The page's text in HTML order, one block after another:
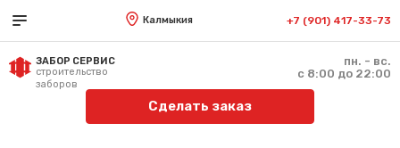
Калмыкия +7 (901) 417-33-73
ЗАБОР СЕРВИС
строительство
заборов
пн. - вс.
с 8:00 до 22:00
Сделать заказ